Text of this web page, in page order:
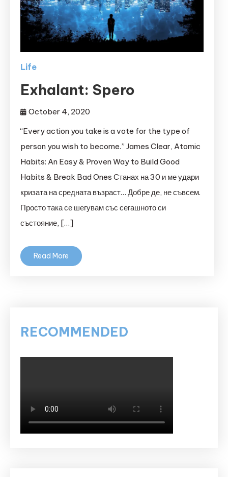
Life
Exhalant: Spero
October 4, 2020
“Every action you take is a vote for the type of
person you wish to become.” James Clear, Atomic
Habits: An Easy & Proven Way to Build Good
Habits & Break Bad Ones Станах на 30 и ме удари
кризата на средната възраст… Добре де, не съвсем.
Просто така се шегувам със сегашното си
състояние, […]
Read More
RECOMMENDED